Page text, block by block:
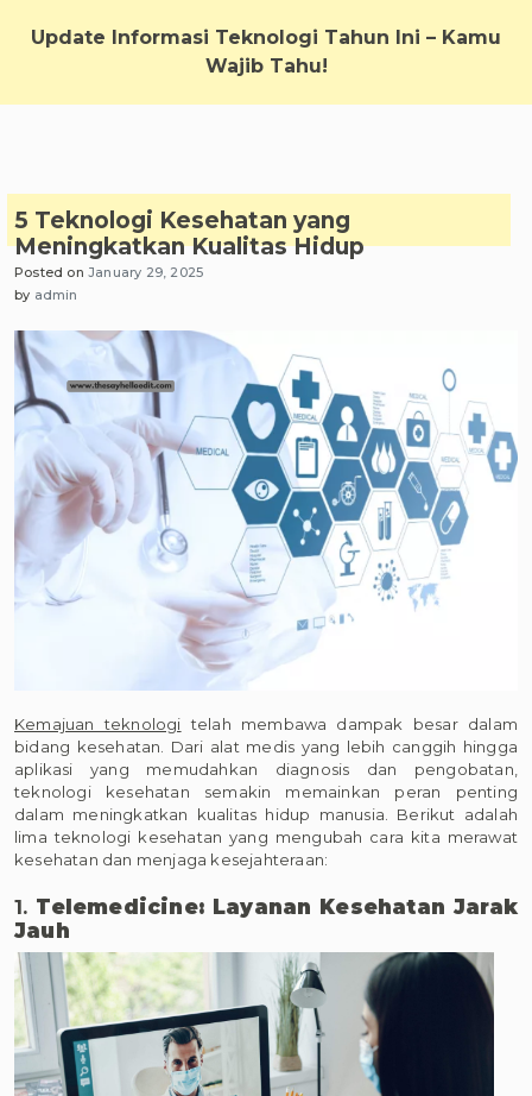
Update Informasi Teknologi Tahun Ini – Kamu
Wajib Tahu!
5 Teknologi Kesehatan yang
Meningkatkan Kualitas Hidup
Posted onJanuary 29, 2025
by admin
Kemajuan teknologi telah membawa dampak besar dalam
bidang kesehatan. Dari alat medis yang lebih canggih hingga
aplikasi yang memudahkan diagnosis dan pengobatan,
teknologi kesehatan semakin memainkan peran penting
dalam meningkatkan kualitas hidup manusia. Berikut adalah
lima teknologi kesehatan yang mengubah cara kita merawat
kesehatan dan menjaga kesejahteraan:
1. Telemedicine: Layanan Kesehatan Jarak
Jauh